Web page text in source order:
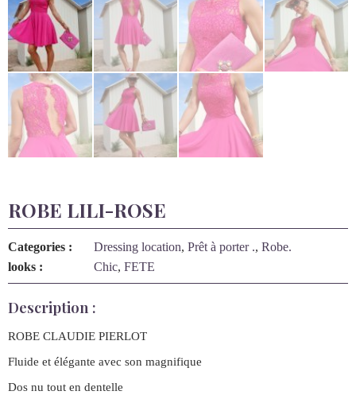
ROBE LILI-ROSE
Categories : Dressing location, Prêt à porter ., Robe.
looks :
Chic, FETE
Description :
ROBE CLAUDIE PIERLOT
Fluide et élégante avec son magnifique
Dos nu tout en dentelle